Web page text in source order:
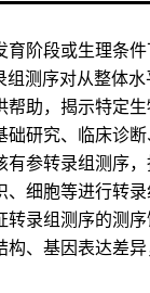
育阶段或生理条
组测序对从整体
助，揭示特定生
础研究、临床诊
有参转录组测序
、细胞等进行转
转录组测序的测
构、基因表达差